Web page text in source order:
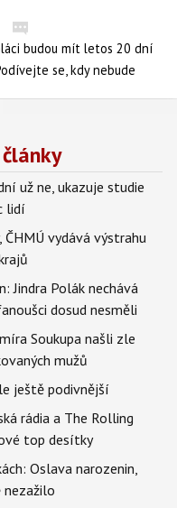
budou mít letos 20 dní
se, kdy nebude
už ne, ukazuje studie
lidí
vydává výstrahu
Jindra Polák nechává
dosud nesměli
Soukupa našli zle
mužů
ještě podivnější
rádia a The Rolling
top desítky
Oslava narozenin,
nezažilo